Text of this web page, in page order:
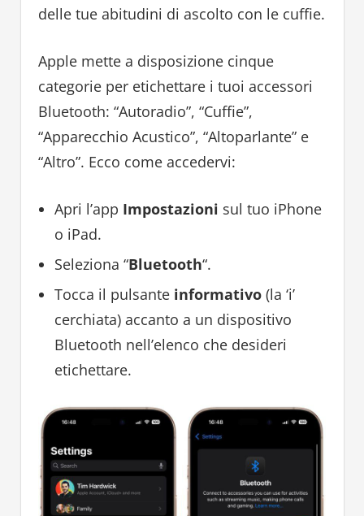
delle tue abitudini di ascolto con le cuffie.
Apple mette a disposizione cinque
categorie per etichettare i tuoi accessori
Bluetooth: “Autoradio”, “Cuffie”,
“Apparecchio Acustico”, “Altoparlante” e
“Altro”. Ecco come accedervi:
Apri l’app Impostazioni sul tuo iPhone
o iPad.
Seleziona “Bluetooth“.
Tocca il pulsante informativo(la ‘i’
cerchiata) accanto a un dispositivo
Bluetooth nell’elenco che desideri
etichettare.